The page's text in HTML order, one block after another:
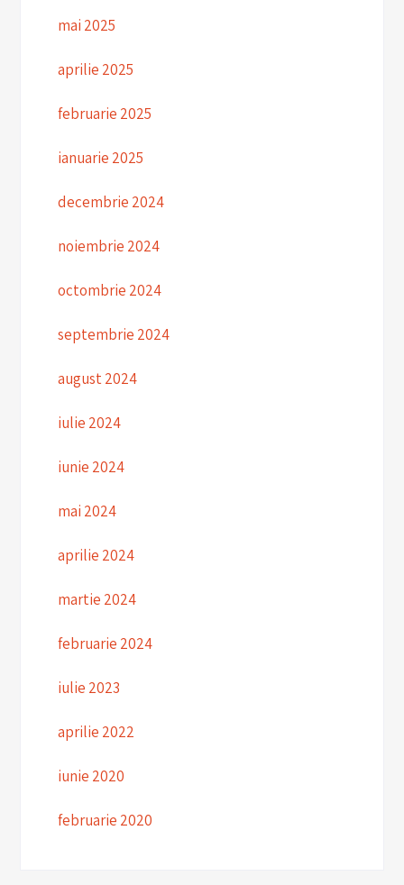
mai 2025
aprilie 2025
februarie 2025
ianuarie 2025
decembrie 2024
noiembrie 2024
octombrie 2024
septembrie 2024
august 2024
iulie 2024
iunie 2024
mai 2024
aprilie 2024
martie 2024
februarie 2024
iulie 2023
aprilie 2022
iunie 2020
februarie 2020